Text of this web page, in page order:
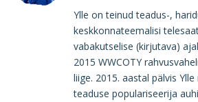
Ylle on teinud teadus-,
keskkonnateemalisi
vabakutselise (kirjutava)
2015 WWCOTY
liige. 2015. aastal pälvis
teaduse populariseerija